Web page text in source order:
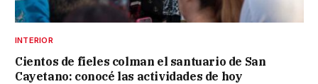
INTERIOR
Cientos de fieles colman el santuario de San
Cayetano: conocé las actividades de hoy